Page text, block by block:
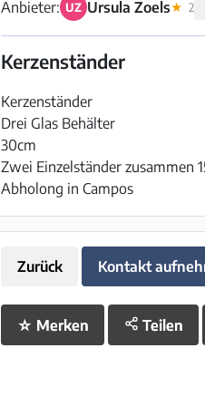
Anbieter: UZ Ursula Zoels★ 2
Kerzenständer
Kerzenständer
Drei Glas Behälter
30cm
Zwei Einzelständer zusammen
Abholong in Campos
Zurück Kontakt
☆ Merken Teilen